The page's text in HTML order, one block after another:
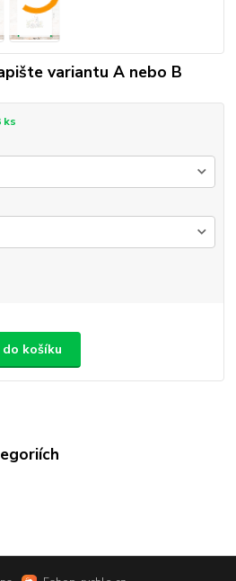
variantu A nebo B
ks
košíku